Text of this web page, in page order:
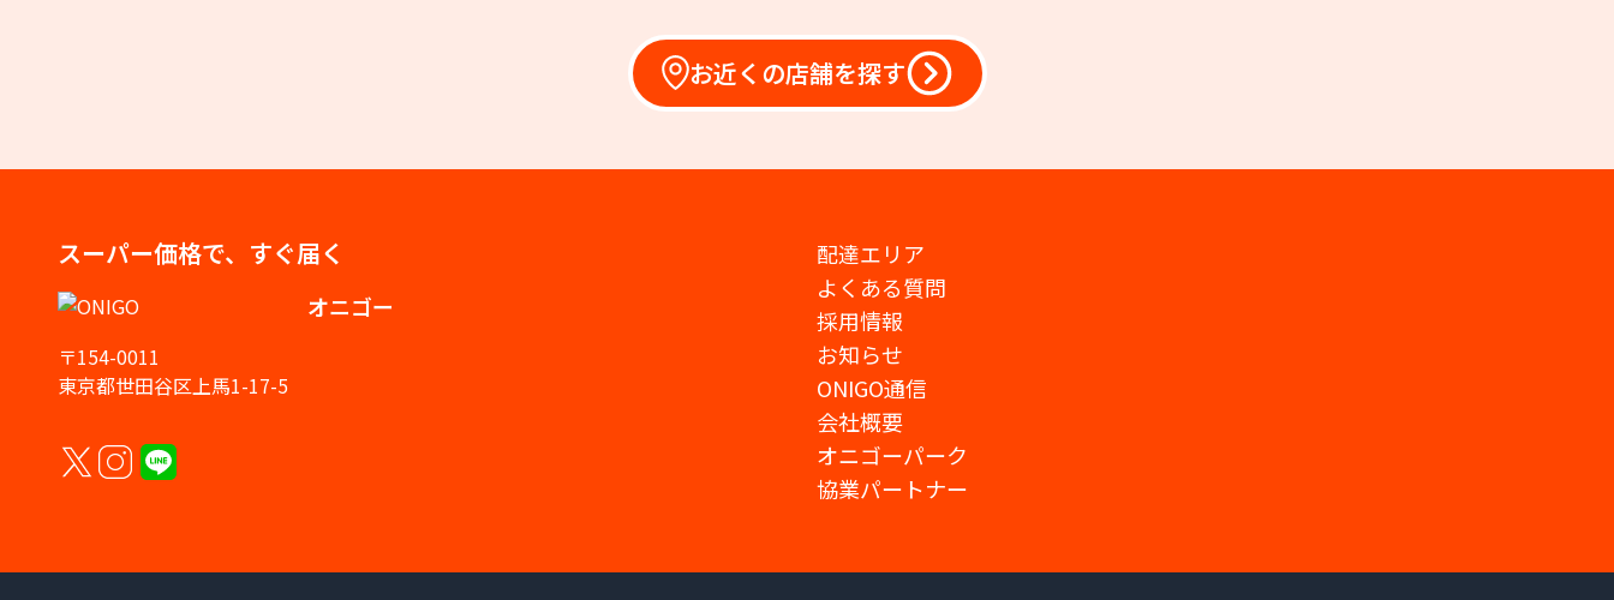
お近くの店舗を探す
スーパー価格で、すぐ届く
オニゴー
〒154-0011
東京都世田谷区上馬1-17-5
配達エリア
よくある質問
採用情報
お知らせ
ONIGO通信
会社概要
オニゴーパーク
協業パートナー